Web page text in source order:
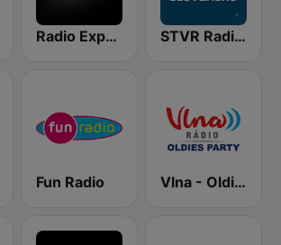
Radio Expres STVR Radio Slovensko
Fun Radio Vlna - Oldies party